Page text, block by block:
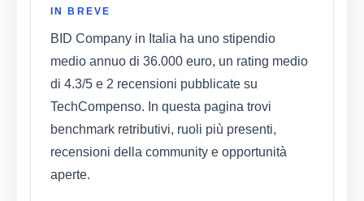
IN BREVE
BID Company in Italia ha uno stipendio
medio annuo di 36.000 euro, un rating medio
di 4.3/5 e 2 recensioni pubblicate su
TechCompenso. In questa pagina trovi
benchmark retributivi, ruoli più presenti,
recensioni della community e opportunità
aperte.